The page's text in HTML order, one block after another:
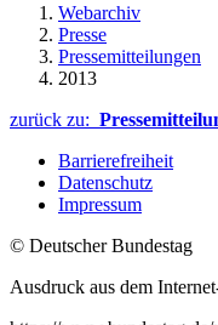
Webarchiv
Presse
Pressemitteilungen
2013
zurück zu:
Barrierefreiheit
Datenschutz
Impressum
© Deutscher Bundestag
Ausdruck aus dem